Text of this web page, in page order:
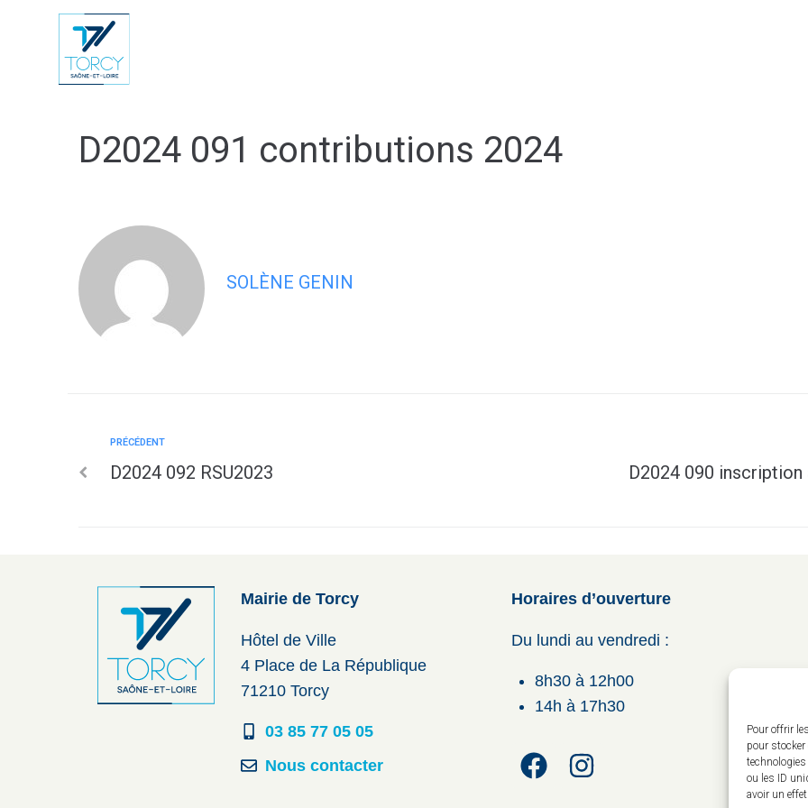
Pour offrir
pour
ou les ID
avoir un
D2024 091 contributions 2024
SOLÈNE GENIN
PRÉCÉDENT
D2024 092 RSU2023 D2024 090
Mairie de Torcy
Hôtel de Ville
4 Place de La République
71210 Torcy
03 85 77 05 05
Nous contacter
Horaires d’ouverture
Du lundi au vendredi :
8h30 à 12h00
14h à 17h30